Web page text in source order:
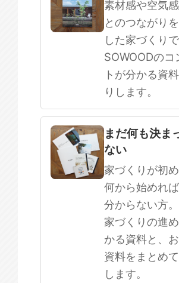
素材感や空気
とのつながり
した家づくりで
SOWOODのコ
トが分かる資
りします。
まだ何も決ま
ない
家づくりが初め
何から始めれ
分からない方。
家づくりの進
かる資料と、
資料をまとめ
します。